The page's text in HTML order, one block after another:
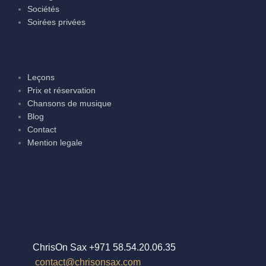
Sociétés
Soirées privées
Leçons
Prix et réservation
Chansons de musique
Blog
Contact
Mention legale
ChrisOn Sax +971 58.54.20.06.35
contact@chrisonsax.com